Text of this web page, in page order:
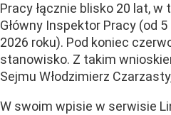
Pracy łącznie blisko 20 lat,
Główny Inspektor Pracy (od
2026 roku). Pod koniec
stanowisko. Z takim
Sejmu Włodzimierz
W swoim wpisie w serwisie